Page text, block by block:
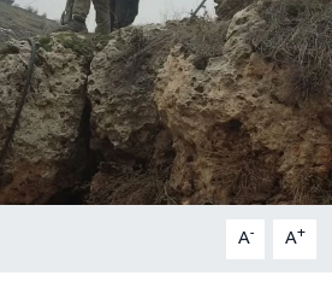
A- A+